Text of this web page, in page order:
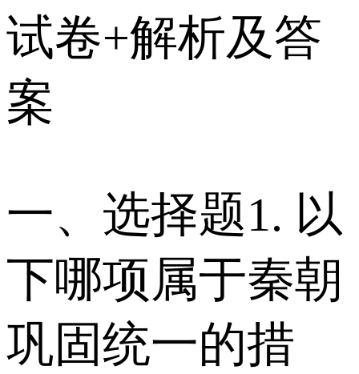
试卷+解析及答
案
一、选择题 1. 以
下哪项属于秦朝
巩固统一的措